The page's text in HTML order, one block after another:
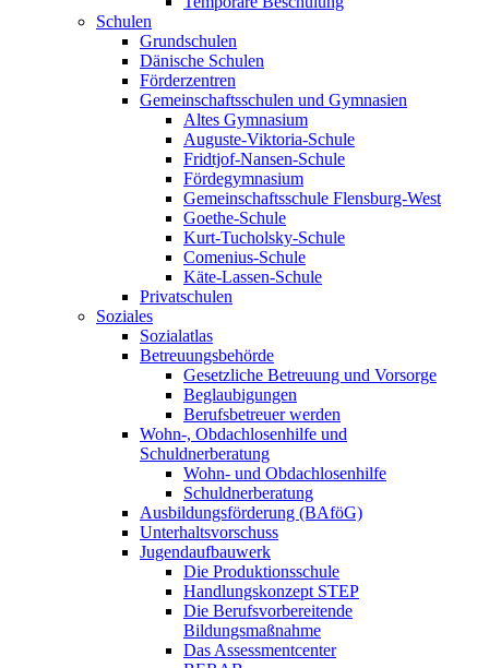
Schulen
Grundschulen
Dänische Schulen
Förderzentren
Gemeinschaftsschulen und Gymnasien
Altes Gymnasium
Auguste-Viktoria-Schule
Fridtjof-Nansen-Schule
Fördegymnasium
Gemeinschaftsschule Flensburg-West
Goethe-Schule
Kurt-Tucholsky-Schule
Comenius-Schule
Käte-Lassen-Schule
Privatschulen
Soziales
Sozialatlas
Betreuungsbehörde
Gesetzliche Betreuung und Vorsorge
Beglaubigungen
Berufsbetreuer werden
Wohn-, Obdachlosenhilfe und
Schuldnerberatung
Wohn- und Obdachlosenhilfe
Schuldnerberatung
Ausbildungsförderung (BAföG)
Unterhaltsvorschuss
Jugendaufbauwerk
Die Produktionsschule
Handlungskonzept STEP
Die Berufsvorbereitende
Bildungsmaßnahme
Das Assessmentcenter